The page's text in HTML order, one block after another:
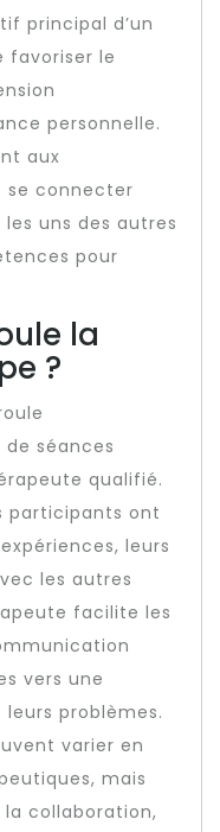
principal d’un
favoriser le
personnelle.
aux
se connecter
uns des autres
pour
la
?
séances
qualifié.
participants ont
leurs
les autres
facilite les
vers une
problèmes.
varier en
mais
collaboration,